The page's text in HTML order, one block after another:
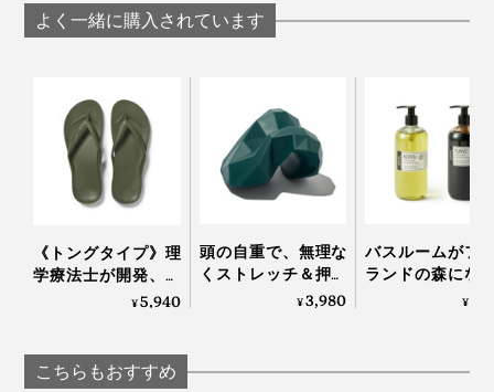
激する「マッサージ
ストーン」｜HUKKA
よく一緒に購入されています
《トングタイプ》理
学療法士が開発、世
界600万人の足を支
Archies
¥5,940
頭の自重で、無理な
くストレッチ＆押圧
できる「コリほぐ
¥3,980
バスルームがフ
ランドの森にな
「白樺の若葉
¥
こちらもおすすめ